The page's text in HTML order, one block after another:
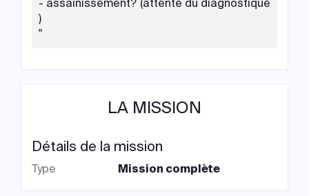
- assainissement? (attente du diagnostique
)
"
LA MISSION
Détails de la mission
Type Mission complète